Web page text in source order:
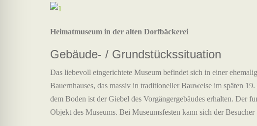
Heimatmuseum in der alten Dorfbäckerei
Gebäude- / Grundstückssituation
Das liebevoll eingerichtete Museum befindet sich in einer
Bauernhauses, das massiv in traditioneller Bauweise im späten
dem Boden ist der Giebel des Vorgängergebäudes erhalten. Der
Objekt des Museums. Bei Museumsfesten kann sich der